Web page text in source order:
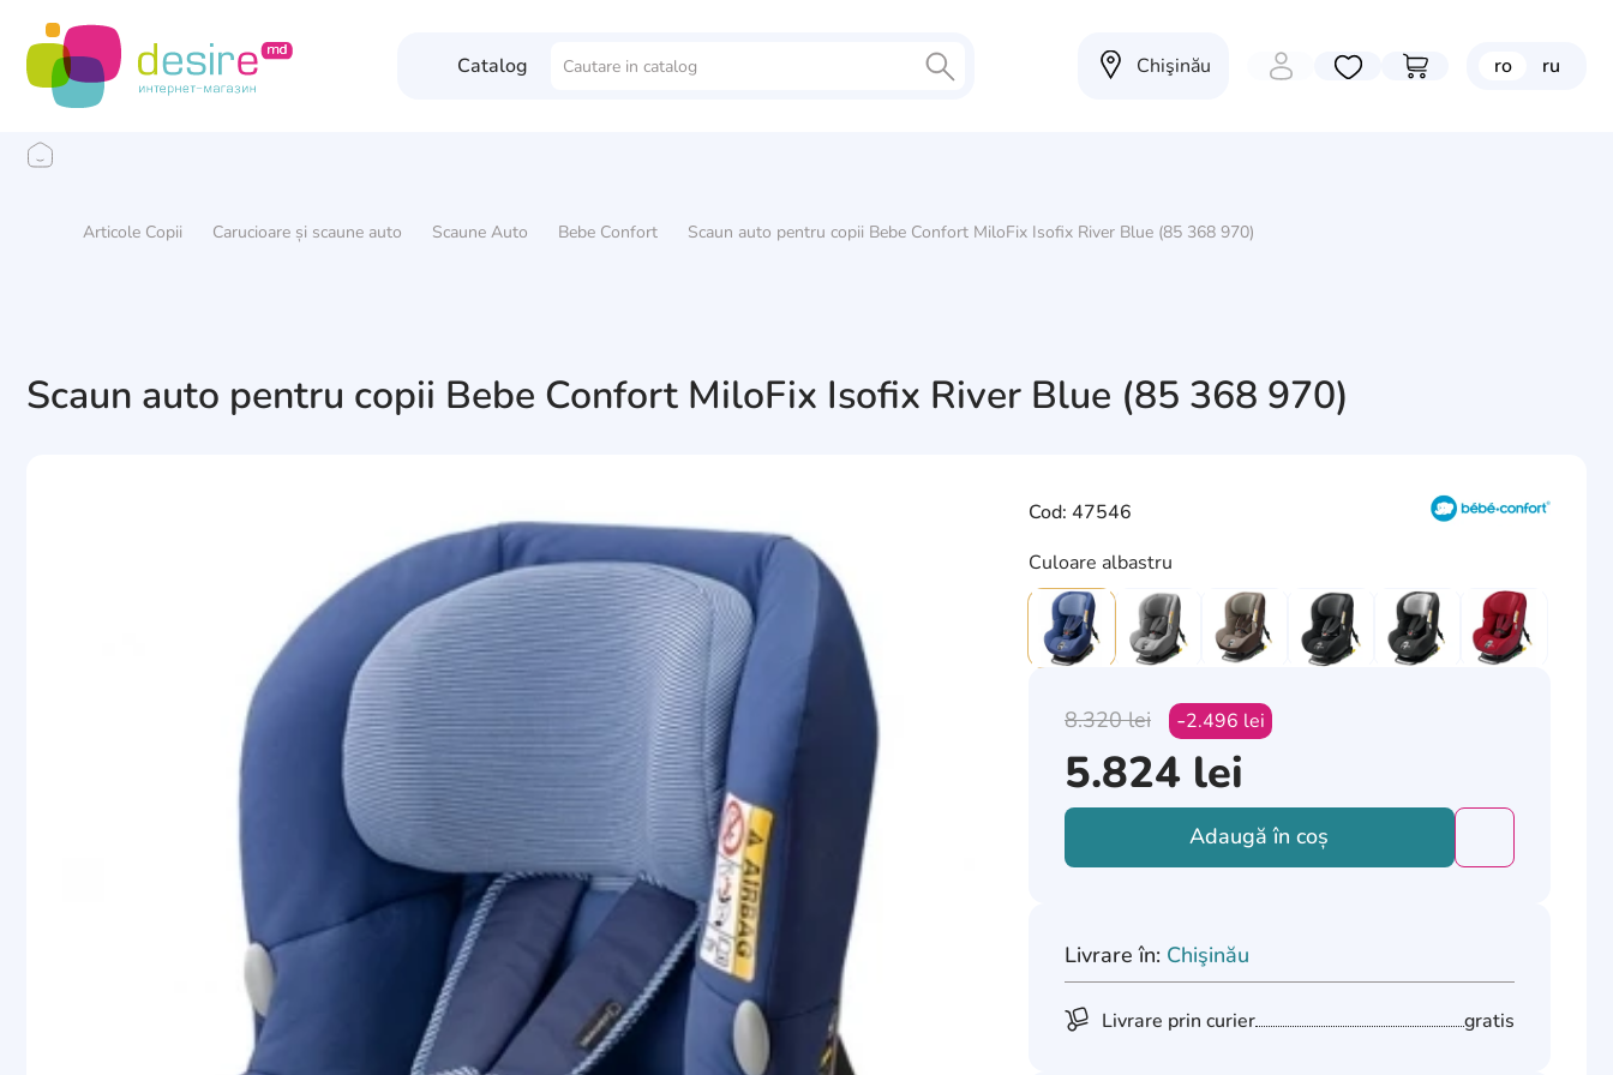
Catalog Chişinău Избранные товары
Перейти в корзину
ro ru
Articole Copii Carucioare și scaune auto Scaune Auto Bebe Confort Scaun auto pentru copii Bebe Confort MiloFix Isofix River Blue (85 368 970)
Scaun auto pentru copii Bebe Confort MiloFix Isofix River Blue (85 368 970)
Cod: 47546
Culoare albastru
8.320lei 2.496 lei
5.824 lei
Adaugă în coș
Livrare în: Chişinău
Livrare prin curier gratis